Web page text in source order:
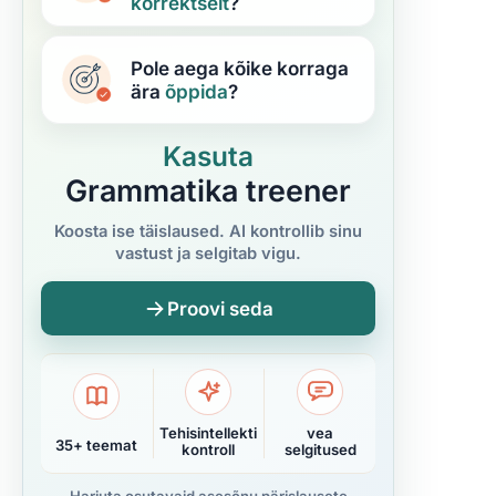
Pole aega kõike korraga
ära õppida?
Kasuta
Grammatika treener
Koosta ise täislaused. AI kontrollib sinu
vastust ja selgitab vigu.
Proovi seda
35+ teemat
Tehisintellekti
kontroll
vea
selgitused